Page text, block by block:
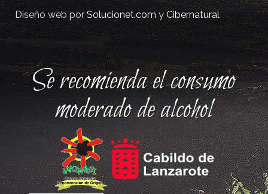
Diseño web porSolucionet.comyCibernatural
Se recomienda el consumo
moderado de alcohol